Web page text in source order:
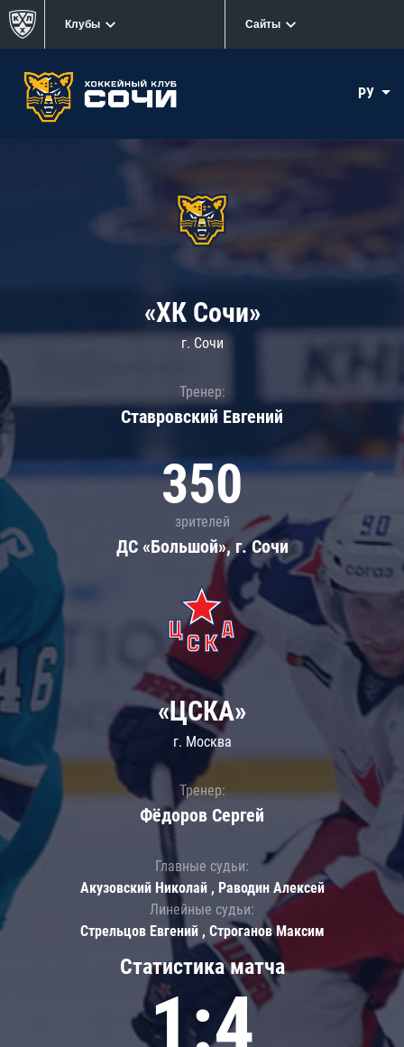
Клубы Сайты
РУ
«ХК Сочи»
г. Сочи
Тренер:
Ставровский Евгений
350
зрителей
ДС «Большой», г. Сочи
Статистика матча
1:4
«ЦСКА»
г. Москва
Тренер:
Фёдоров Сергей
Главные судьи:
Акузовский Николай , Раводин Алексей
Линейные судьи:
Стрельцов Евгений , Строганов Максим